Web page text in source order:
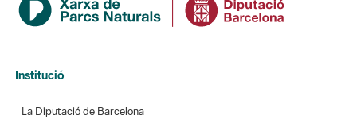
Institució
La Diputació de Barcelona